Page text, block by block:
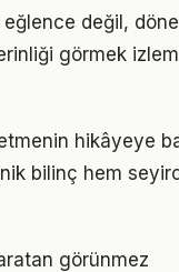
değil,
görmek
hikâyeye
bilinç hem
görünmez